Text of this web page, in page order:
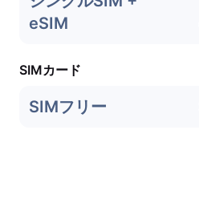
eSIM
SIMカード
SIMフリー